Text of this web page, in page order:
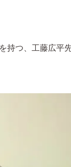
持つ、工藤広平